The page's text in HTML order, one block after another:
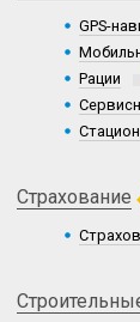
GPS-
Рации
Страхование